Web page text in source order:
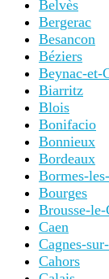
Belvès
Bergerac
Besancon
Béziers
Beynac-et-
Biarritz
Blois
Bonifacio
Bonnieux
Bordeaux
Bormes-
Bourges
Brousse-le-
Caen
Cagnes-
Cahors